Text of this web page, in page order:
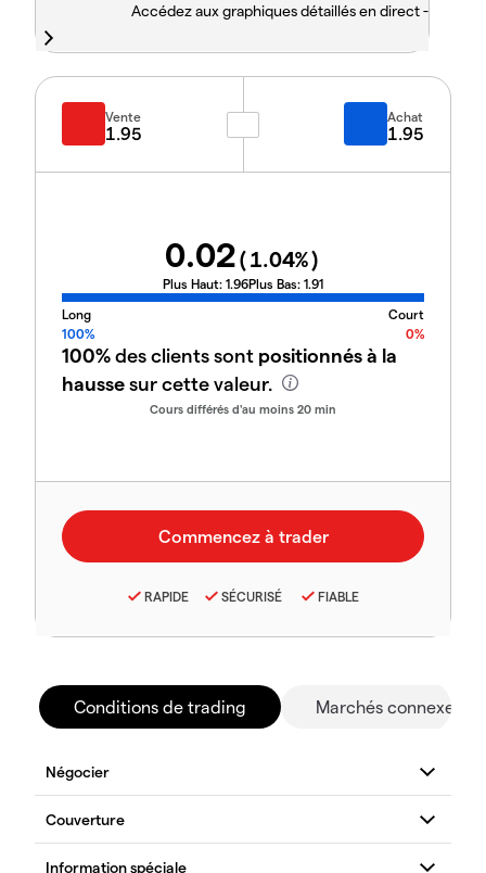
Accédez aux graphiques détaillés en direct -
Vente
1.95
Achat
1.95
0.02(1.04%)
Plus Haut: 1.96Plus Bas: 1.91
Long
Court
100%
0%
100%des clients sont positionnés à la
haussesur cette valeur.
Cours différés d'au moins 20 min
RAPIDE SÉCURISÉ FIABLE
Conditions de trading Marchés connexes